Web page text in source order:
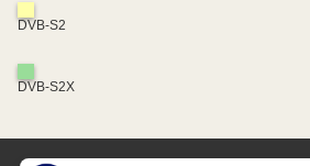
DVB-S2
DVB-S2X